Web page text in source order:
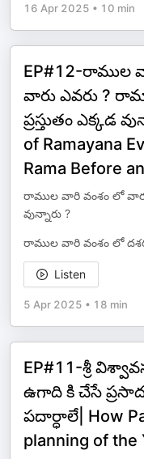
16 Apr 2025 • 10 min
EP#12-రాముల
వారు ఎవరు ?
ప్రస్తుతం ఎక్కడ
of Ramayana
Rama Before
రాముల వారి వంశం లో
వున్నారు ?
రాముల వారి వంశం లో
Listen
5 Apr 2025 • 18 min
EP#11-శ్రీ
ఉగాది కి చేసే
పదార్ధాలే| How
planning of the